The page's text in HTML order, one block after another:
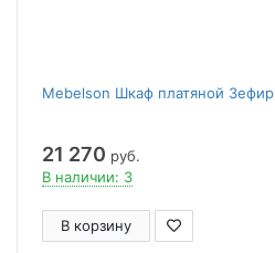
Mebelson Шкаф платяной Зефир
21 270 руб.
В наличии: 3
В корзину